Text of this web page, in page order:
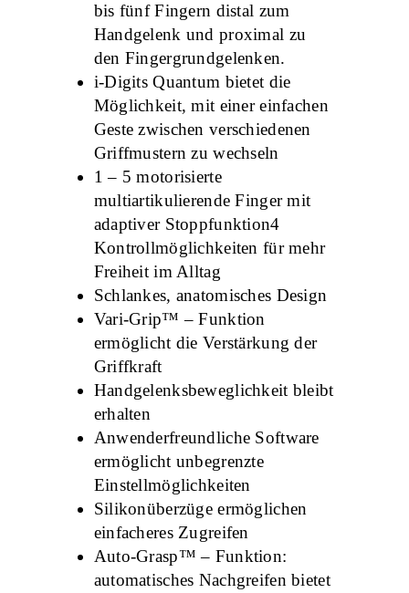
bis fünf Fingern distal zum
Handgelenk und proximal zu
den Fingergrundgelenken.
i-Digits Quantum bietet die
Möglichkeit, mit einer einfachen
Geste zwischen verschiedenen
Griffmustern zu wechseln
1 – 5 motorisierte
multiartikulierende Finger mit
adaptiver Stoppfunktion4
Kontrollmöglichkeiten für mehr
Freiheit im Alltag
Schlankes, anatomisches Design
Vari-Grip™ – Funktion
ermöglicht die Verstärkung der
Griffkraft
Handgelenksbeweglichkeit bleibt
erhalten
Anwenderfreundliche Software
ermöglicht unbegrenzte
Einstellmöglichkeiten
Silikonüberzüge ermöglichen
einfacheres Zugreifen
Auto-Grasp™ – Funktion:
automatisches Nachgreifen bietet